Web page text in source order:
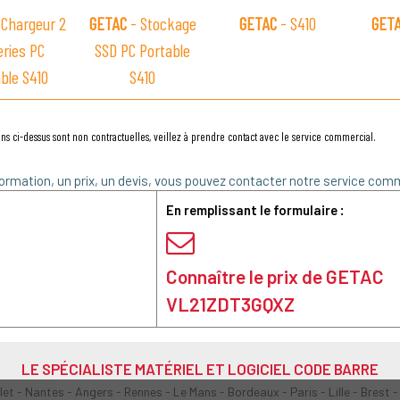
2
PC
S410
GETAC- Stockage
SSD PC Portable
S410
GETAC- S410
ci-dessus sont non contractuelles, veillez à prendre contact avec le service commercial.
un prix, un devis, vous pouvez contacter notre service
En remplissant le formulaire :
Connaître le prix de GETAC
VL21ZDT3GQXZ
LE SPÉCIALISTE MATÉRIEL ET LOGICIEL CODE BARRE
- Nantes - Angers - Rennes - Le Mans - Bordeaux - Paris - Lille - Brest